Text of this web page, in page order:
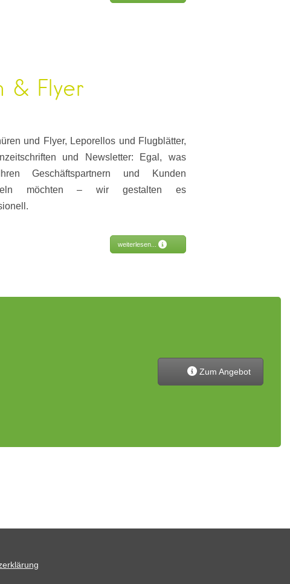
& Flyer
und Flyer, Leporellos und Flugblätter,
und Newsletter: Egal, was
Geschäftspartnern und Kunden
möchten – wir gestalten es
weiterlesen...
Zum Angebot